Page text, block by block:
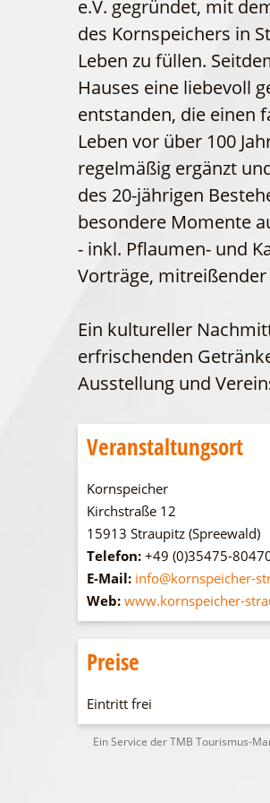
e.V. gegründet, mit
des Kornspeichers in
Leben zu füllen.
Hauses eine liebevoll
entstanden, die einen
Leben vor über 100
regelmäßig ergänzt
des 20-jährigen
besondere Momente
- inkl. Pflaumen- und
Vorträge,
Ein kultureller
erfrischenden
Ausstellung und
Veranstaltungsort
Kornspeicher
Kirchstraße 12
15913 Straupitz (Spreewald)
Telefon: +49 (0)35475-
E-Mail: info@kornspeicher-
Web: www.kornspeicher-
Preise
Eintritt frei
Ein Service der TMB Tourismus-